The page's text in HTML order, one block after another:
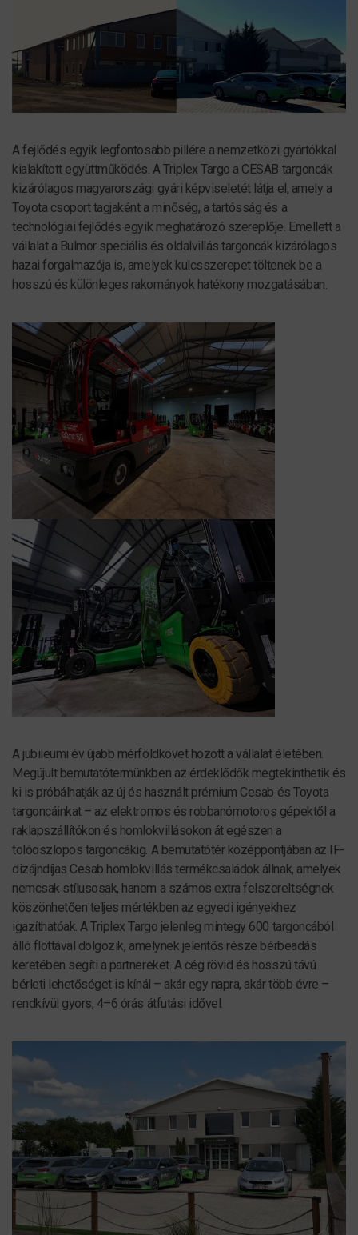
A fejlődés egyik legfontosabb pillére a nemzetközi gyártókkal
kialakított együttműködés. A Triplex Targo a CESAB targoncák
kizárólagos magyarországi gyári képviseletét látja el, amely a
Toyota csoport tagjaként a minőség, a tartósság és a
technológiai fejlődés egyik meghatározó szereplője. Emellett a
vállalat a Bulmor speciális és oldalvillás targoncák kizárólagos
hazai forgalmazója is, amelyek kulcsszerepet töltenek be a
hosszú és különleges rakományok hatékony mozgatásában.
A jubileumi év újabb mérföldkövet hozott a vállalat életében.
Megújult bemutatótermünkben az érdeklődők megtekinthetik és
ki is próbálhatják az új és használt prémium Cesab és Toyota
targoncáinkat – az elektromos és robbanómotoros gépektől a
raklapszállítókon és homlokvillásokon át egészen a
tolóoszlopos targoncákig. A bemutatótér középpontjában az IF-
dizájndíjas Cesab homlokvillás termékcsaládok állnak, amelyek
nemcsak stílusosak, hanem a számos extra felszereltségnek
köszönhetően teljes mértékben az egyedi igényekhez
igazíthatóak. A Triplex Targo jelenleg mintegy 600 targoncából
álló flottával dolgozik, amelynek jelentős része bérbeadás
keretében segíti a partnereket. A cég rövid és hosszú távú
bérleti lehetőséget is kínál – akár egy napra, akár több évre –
rendkívül gyors, 4–6 órás átfutási idővel.